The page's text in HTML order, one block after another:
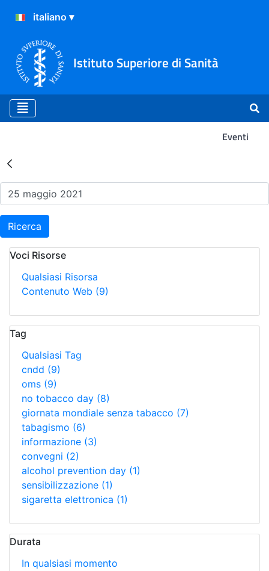
Istituto Superiore di Sanità
Eventi
Risultati della Ricerca -
Ricerca
Voci Risorse
Qualsiasi Risorsa
Contenuto Web (9)
Tag
Qualsiasi Tag
cndd (9)
oms (9)
no tobacco day (8)
giornata mondiale senza tabacco (7)
tabagismo (6)
informazione (3)
convegni (2)
alcohol prevention day (1)
sensibilizzazione (1)
sigaretta elettronica (1)
Durata
In qualsiasi momento